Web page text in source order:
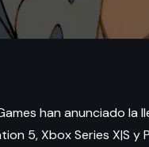
han anunciado la
5, Xbox Series X|S y